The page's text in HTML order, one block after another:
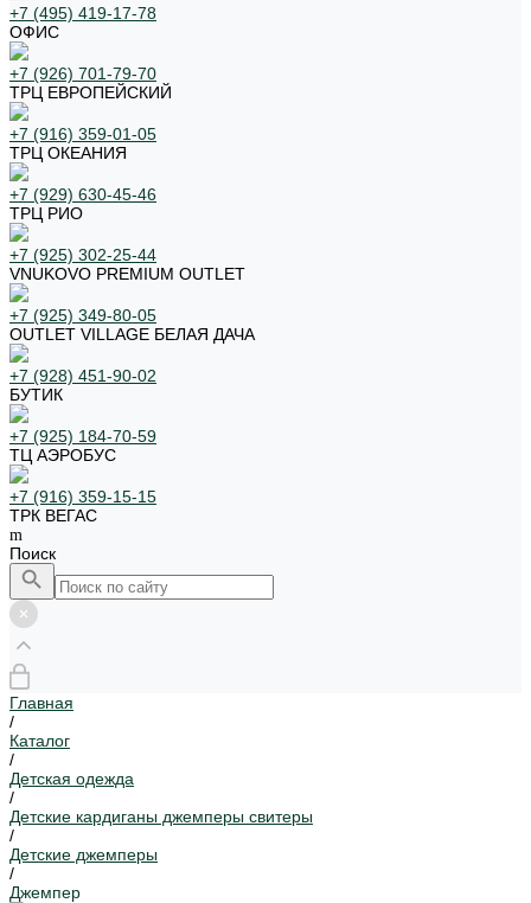
+7 (495) 419-17-78
ОФИС
+7 (926) 701-79-70
ТРЦ ЕВРОПЕЙСКИЙ
+7 (916) 359-01-05
ТРЦ ОКЕАНИЯ
+7 (929) 630-45-46
ТРЦ РИО
+7 (925) 302-25-44
VNUKOVO PREMIUM OUTLET
+7 (925) 349-80-05
OUTLET VILLAGE БЕЛАЯ ДАЧА
+7 (928) 451-90-02
БУТИК
+7 (925) 184-70-59
ТЦ АЭРОБУС
+7 (916) 359-15-15
ТРК ВЕГАС
Поиск
Главная
/
Каталог
/
Детская одежда
/
Детские кардиганы джемперы свитеры
/
Детские джемперы
/
Джемпер